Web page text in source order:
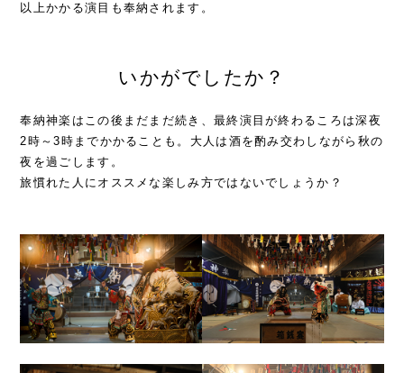
以上かかる演目も奉納されます。
いかがでしたか？
奉納神楽はこの後まだまだ続き、最終演目が終わるころは深夜
2時～3時までかかることも。大人は酒を酌み交わしながら秋の
夜を過ごします。
旅慣れた人にオススメな楽しみ方ではないでしょうか？